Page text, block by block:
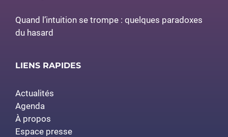
Quand l’intuition se trompe : quelques paradoxes
du hasard
LIENS RAPIDES
Actualités
Agenda
À propos
Espace presse